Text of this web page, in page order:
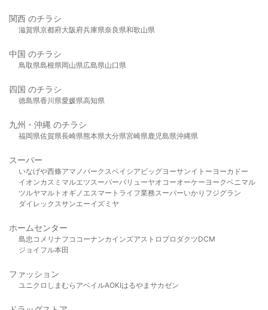
関西 のチラシ
滋賀県京都府大阪府兵庫県奈良県和歌山県
中国 のチラシ
鳥取県島根県岡山県広島県山口県
四国 のチラシ
徳島県香川県愛媛県高知県
九州・沖縄 のチラシ
福岡県佐賀県長崎県熊本県大分県宮崎県鹿児島県沖縄県
スーパー
いなげや西條アマノパークスベイシア ビッグヨーサンイトーヨーカドー
イオンカスミ マルエツスーパーバリューヤオコーオーケー ヨークベニマル
ツルヤマルト オギノ エスマート ライフ業務スーパーいかり フジグラン
ダイレックスサンエーイズミヤ
ホームセンター
島忠 コメリ ナフコ コーナンカインズアストロプロダクツDCM
ジョイフル本田
ファッション
ユニクロ しまむら アベイルAOKIはるやま サカゼン